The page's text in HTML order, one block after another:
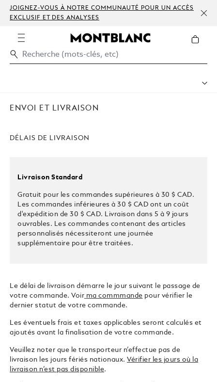
JOIGNEZ-VOUS À NOTRE COMMUNAUTÉ POUR UN ACCÈS
EXCLUSIF ET DES ANALYSES
Nous Contacter
Garantie
ENVOI ET LIVRAISON
DÉLAIS DE LIVRAISON
Livraison Standard
Gratuit pour les commandes supérieures à 30 $ CAD.
Les commandes inférieures à 30 $ CAD ont un coût
d'expédition de 30 $ CAD. Livraison dans 5 à 9 jours
ouvrables. Les commandes contenant des articles
personnalisés nécessiteront une journée
supplémentaire pour être traitées.
Le délai de livraison démarre le jour suivant le passage de
votre commande. Voir ma commmande pour vérifier le
dernier statut de votre commande.
Les éventuels frais et taxes applicables seront calculés et
ajoutés avant la finalisation de votre commande.
Veuillez noter que le transporteur n’effectue pas de
livraison les jours fériés nationaux.Vérifier les jours où la
livraison n’est pas disponible.